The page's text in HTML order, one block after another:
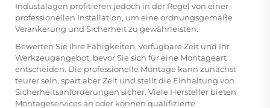
Industalagen profitieren jedoch in der Regel von einer
professionellen Installation, um eine ordnungsgemäße
Verankerung und Sicherheit zu gewährleisten.
Bewerten Sie Ihre Fähigkeiten, verfügbare Zeit und Ihr
Werkzeugangebot, bevor Sie sich für eine Montageart
entscheiden. Die professionelle Montage kann zunächst
teurer sein, spart aber Zeit und stellt die Einhaltung von
Sicherheitsanforderungen sicher. Viele Hersteller bieten
Montageservices an oder können qualifizierte